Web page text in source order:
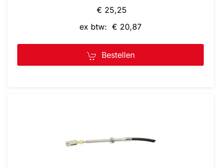
€ 25,25
ex btw: € 20,87
Bestellen